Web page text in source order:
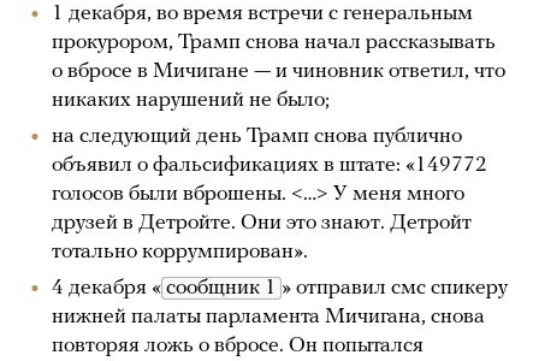
1 декабря, во время встречи с генеральным
прокурором, Трамп снова начал рассказывать
о вбросе в Мичигане — и чиновник ответил, что
никаких нарушений не было;
на следующий день Трамп снова публично
объявил о фальсификациях в штате: «149772
голосов были вброшены. <…> У меня много
друзей в Детройте. Они это знают. Детройт
тотально коррумпирован».
4 декабря « сообщник 1 » отправил смс спикеру
нижней палаты парламента Мичигана, снова
повторяя ложь о вбросе. Он попытался